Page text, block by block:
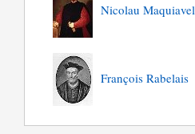
Nicolau Maquiavel
François Rabelais